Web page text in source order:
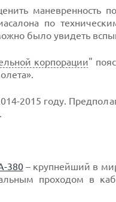
маневренность
по
было увидеть
корпорации"
2015 году.
380– крупнейший в
проходом в